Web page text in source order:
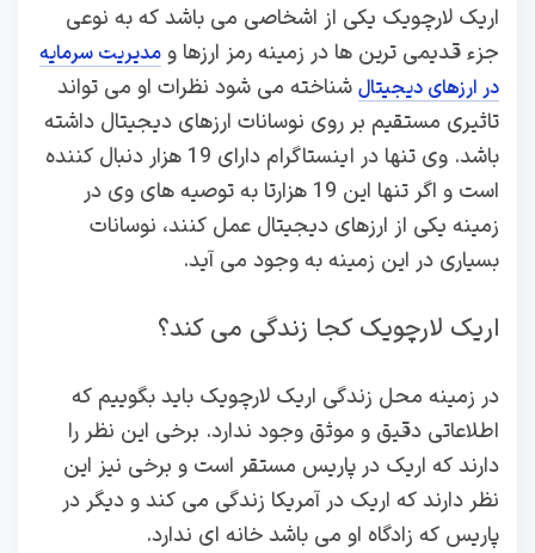
اریک لارچویک یکی از اشخاصی می باشد که به نوعی
جزء قدیمی ترین ها در زمینه رمز ارزها و مدیریت سرمایه
در ارزهای دیجیتال شناخته می شود نظرات او می تواند
تاثیری مستقیم بر روی نوسانات ارزهای دیجیتال داشته
باشد. وی تنها در اینستاگرام دارای 19 هزار دنبال کننده
است و اگر تنها این 19 هزارتا به توصیه های وی در
زمینه یکی از ارزهای دیجیتال عمل کنند، نوسانات
بسیاری در این زمینه به وجود می آید.
اریک لارچویک کجا زندگی می کند؟
در زمینه محل زندگی اریک لارچویک باید بگوییم که
اطلاعاتی دقیق و موثق وجود ندارد. برخی این نظر را
دارند که اریک در پاریس مستقر است و برخی نیز این
نظر دارند که اریک در آمریکا زندگی می کند و دیگر در
پاریس که زادگاه او می باشد خانه ای ندارد.